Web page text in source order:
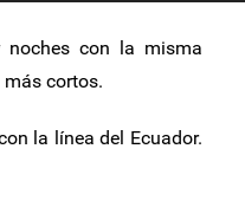
con la misma
cortos.
la línea del Ecuador.